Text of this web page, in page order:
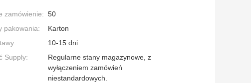
zamówienie: 50
pakowania:
Karton
10-15 dni
Supply:
Regularne stany magazynowe, z
wyłączeniem zamówień
niestandardowych.